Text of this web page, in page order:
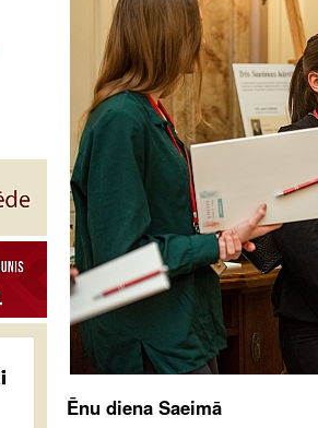
Ēnu diena Saeimā